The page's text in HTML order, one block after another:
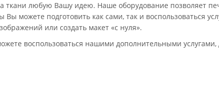
ткани любую Вашу идею. Наше оборудование позволяет
можете подготовить как сами, так и воспользоваться
или создать макет «с нуля».
воспользоваться нашими дополнительными